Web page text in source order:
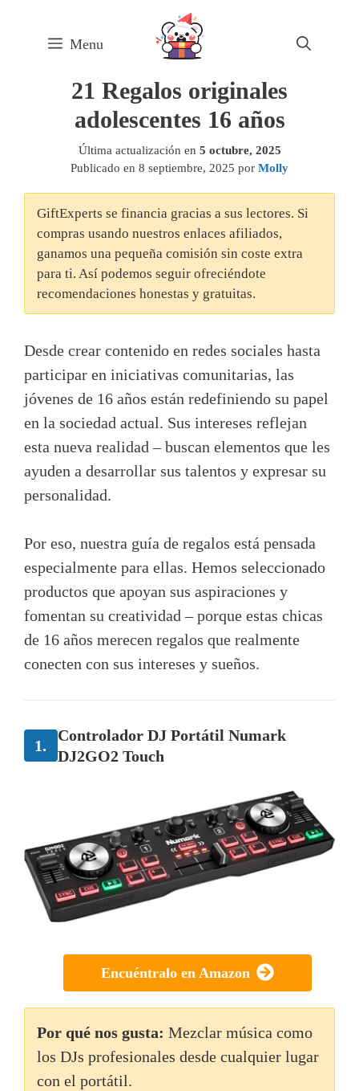
Menu
21 Regalos originales
adolescentes 16 años
Última actualización en 5 octubre, 2025
Publicado en 8 septiembre, 2025 por Molly
GiftExperts se financia gracias a sus lectores. Si
compras usando nuestros enlaces afiliados,
ganamos una pequeña comisión sin coste extra
para ti. Así podemos seguir ofreciéndote
recomendaciones honestas y gratuitas.
Desde crear contenido en redes sociales hasta
participar en iniciativas comunitarias, las
jóvenes de 16 años están redefiniendo su papel
en la sociedad actual. Sus intereses reflejan
esta nueva realidad – buscan elementos que les
ayuden a desarrollar sus talentos y expresar su
personalidad.
Por eso, nuestra guía de regalos está pensada
especialmente para ellas. Hemos seleccionado
productos que apoyan sus aspiraciones y
fomentan su creatividad – porque estas chicas
de 16 años merecen regalos que realmente
conecten con sus intereses y sueños.
1.
Controlador DJ Portátil Numark
DJ2GO2 Touch
Encuéntralo en Amazon
Por qué nos gusta: Mezclar música como
los DJs profesionales desde cualquier lugar
con el portátil.